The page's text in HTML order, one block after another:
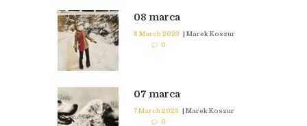
08 marca
8 March 2023 | Marek Koszur
0
07 marca
7 March 2023 | Marek Koszur
0